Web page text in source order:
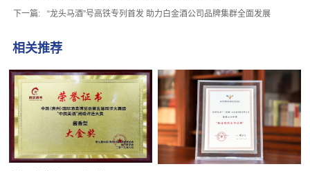
下一篇: “龙头马酒”号高铁专列首发 助力白金酒公司品牌集群全面发展
相关推荐